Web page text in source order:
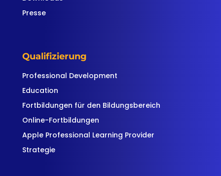
Presse
Qualifizierung
Professional Development
Education
Fortbildungen für den Bildungsbereich
Online-Fortbildungen
Apple Professional Learning Provider
Strategie